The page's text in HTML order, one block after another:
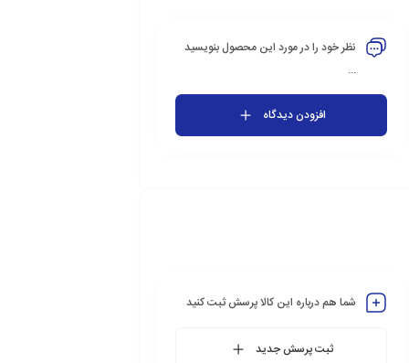
نظر خود را در مورد این محصول بنویسید
...
افزودن دیدگاه
شما هم درباره این کالا پرسش ثبت کنید
ثبت پرسش جدید